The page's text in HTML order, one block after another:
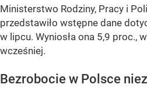
Ministerstwo Rodziny, Pracy i
przedstawiło wstępne dane
w lipcu. Wyniosła ona 5,9 proc.,
wcześniej.
Bezrobocie w Polsce